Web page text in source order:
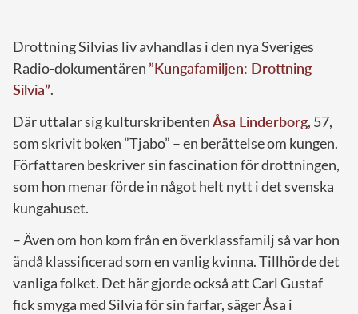
Drottning Silvias liv avhandlas i den nya Sveriges
Radio-dokumentären ”Kungafamiljen: Drottning
Silvia”.
Där uttalar sig kulturskribentenÅsa Linderborg, 57,
som skrivit boken ”Tjabo” – en berättelse om kungen.
Författaren beskriver sin fascination för drottningen,
som hon menar förde in något helt nytt i det svenska
kungahuset.
– Även om hon kom från en överklassfamilj så var hon
ändå klassificerad som en vanlig kvinna. Tillhörde det
vanliga folket. Det här gjorde också att Carl Gustaf
fick smyga med Silvia för sin farfar, säger Åsa i